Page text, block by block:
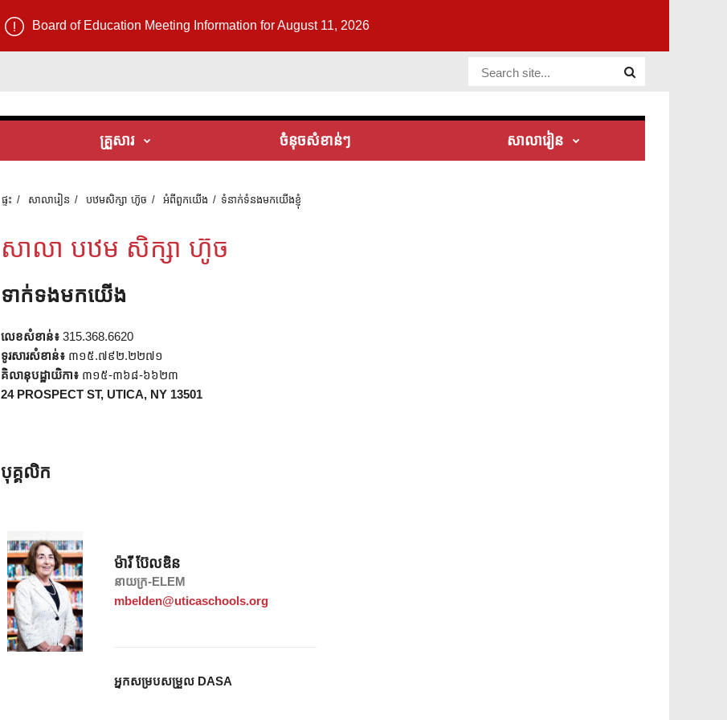
Board of Education Meeting Information for August 11, 2026
Website Site
គ្រួសារ ចំនុចសំខាន់ៗ សាលារៀន
ផ្ទះ សាលារៀន បឋមសិក្សា ហ៊ូច អំពី​ពួក​យើង ទំនាក់ទំនងមកយើងខ្ញុំ
សាលា បឋម សិក្សា ហ៊ូច
ទាក់ទងមកយើង
លេខសំខាន់៖315.368.6620
ទូរសារសំខាន់៖៣១៥.៧៩២.២២៧១
គិលានុបដ្ឋាយិកា៖៣១៥-៣៦៨-៦៦២៣
24 PROSPECT ST, UTICA, NY 13501
បុគ្គលិក
ម៉ារី ប៊ែលឌិន
នាយក្រ-ELEM
mbelden@uticaschools.org
អ្នកសម្របសម្រួល DASA